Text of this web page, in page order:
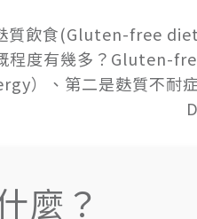
質飲食(Gluten-free
程度有幾多？Gluten-
）、第二是麩質不
麼？